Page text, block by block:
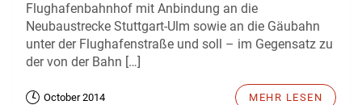
Flughafenbahnhof mit Anbindung an die
Neubaustrecke Stuttgart-Ulm sowie an die Gäubahn
unter der Flughafenstraße und soll – im Gegensatz zu
der von der Bahn […]
October 2014 MEHR LESEN